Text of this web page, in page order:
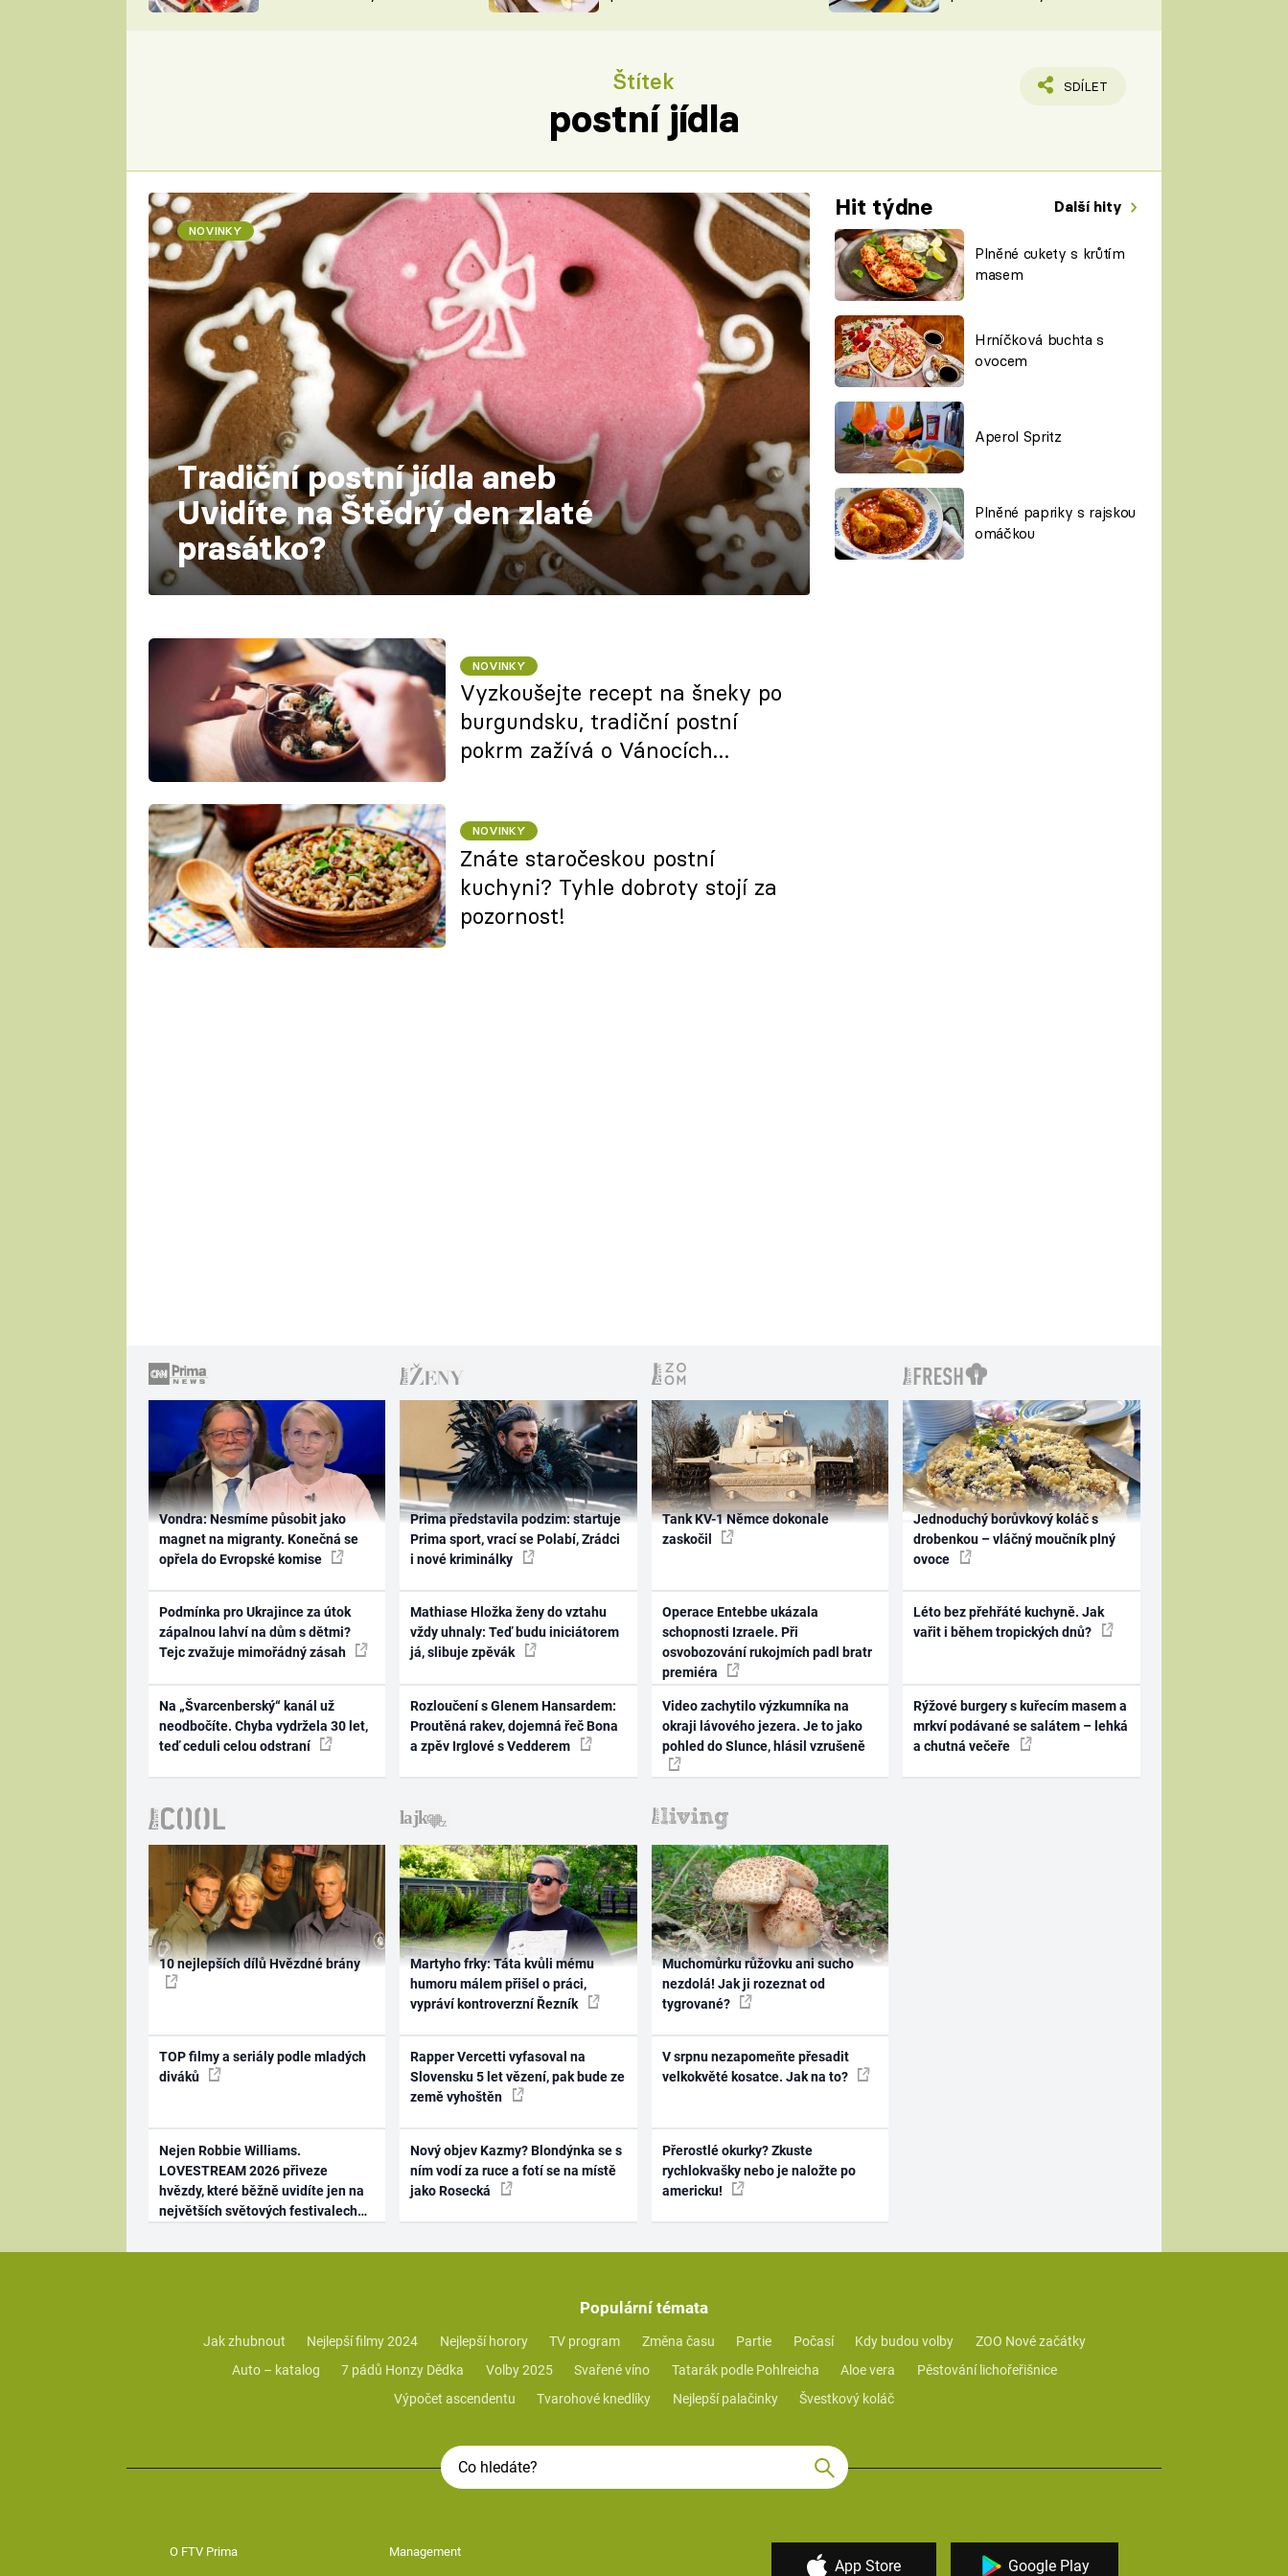
NA NÁKUPECH
ŠÉFREDAKTORKY
Štítek
postní jídla
SDÍLET
Hit týdne Další hity
Plněné cukety s krůtím
masem
Hrníčková buchta s
ovocem
Aperol Spritz
Plněné papriky s rajskou
omáčkou
NOVINKY
Tradiční postní jídla aneb
Uvidíte na Štědrý den zlaté
prasátko?
NOVINKY
Vyzkoušejte recept na šneky po
burgundsku, tradiční postní
pokrm zažívá o Vánocích
NOVINKY
Znáte staročeskou postní
kuchyni? Tyhle dobroty stojí za
pozornost!
Vondra: Nesmíme působit jako
magnet na migranty. Konečná se
opřela do Evropské komise
Podmínka pro Ukrajince za útok
zápalnou lahví na dům s dětmi?
Tejc zvažuje mimořádný zásah
Na „Švarcenberský“ kanál už
neodbočíte. Chyba vydržela 30 let,
teď ceduli celou odstraní
Prima představila podzim: startuje
Prima sport, vrací se Polabí, Zrádci
i nové kriminálky
Mathiase Hložka ženy do vztahu
vždy uhnaly: Teď budu iniciátorem
já, slibuje zpěvák
Rozloučení s Glenem Hansardem:
Proutěná rakev, dojemná řeč Bona
a zpěv Irglové s Vedderem
Tank KV-1 Němce dokonale
zaskočil
Operace Entebbe ukázala
schopnosti Izraele. Při
osvobozování rukojmích padl bratr
premiéra
Video zachytilo výzkumníka na
okraji lávového jezera. Je to jako
pohled do Slunce, hlásil vzrušeně
Jednoduchý borůvkový koláč s
drobenkou – vláčný moučník plný
ovoce
Léto bez přehřáté kuchyně. Jak
vařit i během tropických dnů?
Rýžové burgery s kuřecím masem a
mrkví podávané se salátem – lehká
a chutná večeře
10 nejlepších dílů Hvězdné brány
TOP filmy a seriály podle mladých
diváků
Nejen Robbie Williams.
LOVESTREAM 2026 přiveze
hvězdy, které běžně uvidíte jen na
největších světových festivalech
Martyho frky: Táta kvůli mému
humoru málem přišel o práci,
vypráví kontroverzní Řezník
Rapper Vercetti vyfasoval na
Slovensku 5 let vězení, pak bude ze
země vyhoštěn
Nový objev Kazmy? Blondýnka se s
ním vodí za ruce a fotí se na místě
jako Rosecká
Muchomůrku růžovku ani sucho
nezdolá! Jak ji rozeznat od
tygrované?
V srpnu nezapomeňte přesadit
velkokvěté kosatce. Jak na to?
Přerostlé okurky? Zkuste
rychlokvašky nebo je naložte po
americku!
Populární témata
Jak zhubnout Nejlepší filmy 2024 Nejlepší horory TV program Změna času Partie Počasí Kdy budou volby
ZOO Nové začátky
Auto – katalog
7 pádů Honzy Dědka Volby 2025 Svařené víno Tatarák podle Pohlreicha Aloe vera
Pěstování lichořeřišnice
Výpočet ascendentu
Tvarohové knedlíky Nejlepší palačinky Švestkový koláč
O FTV Prima Management
App Store Google Play